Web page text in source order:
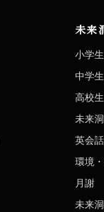
未来
小学
中学
高校
未来
英会
環境
月謝
未来